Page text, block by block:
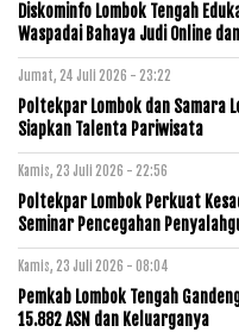
Diskominfo Lombok Tengah
Waspadai Bahaya Judi Online
Jumat, 24 Juli 2026 - 23:22
Poltekpar Lombok dan Samara
Siapkan Talenta Pariwisata
Kamis, 23 Juli 2026 - 22:56
Poltekpar Lombok Perkuat
Seminar Pencegahan
Kamis, 23 Juli 2026 - 08:04
Pemkab Lombok Tengah
15.882 ASN dan Keluarganya